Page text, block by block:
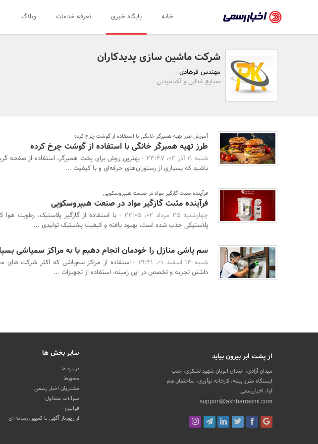
رسمی
اخبار
تایید
سازمان‌ها
و
روابط
عمومی‌ها
خانه پایگاه خبری تعرفه خدمات وبلاگ
شرکت ماشین سازی پدیدکاران
مهندس فرهادی
صنایع غذایی و آشامیدنی
آموزش طرز تهیه همبرگر خانگی با استفاده از گوشت چرخ کرده
طرز تهیه همبرگر خانگی با استفاده از گوشت چرخ کرده
شنبه 11 آذر 02، 23:47 -
بهترین روش برای پخت همبرگر، استفاده از صفحه
باشید که بسیاری از رستوران‌های حرفه‌ای و با کیفیت ...
فرآینده مثبت گازگیر مواد در صنعت هیپروسکوپی
فرآینده مثبت گازگیر مواد در صنعت هیپروسکوپی
چهارشنبه 25 مرداد 02، 22:05 -
با استفاده از گازگیر پلاستیک، رطوبت
پلاستیکی جذب شده است، بهبود یافته و کیفیت پلاستیک تولیدی ...
سم پاشی منازل را خودمان انجام دهیم یا به مراکز سمپاشی
شنبه 13 اسفند 01، 19:41 -
استفاده از مراکز سم‌پاشی که اکثر شرکت های
داشتن تجربه و تخصص در این زمینه، استفاده از تجهیزات ...
از پشت ابر بیرون بیاید
میدان آزادی، ابتدای اتوبان شهید لشکری، جنب
ایستگاه مترو بیمه، کارخانه نوآوری، ساختمان هم
آوا، اخباررسمی
support@akhbarrasmi.com
سایر بخش ها
درباره ما
مجوزها
مشتریان اخبار رسمی
سوالات متداول
قوانین
از رپورتاژ آگهی تا کمپین رسانه ای